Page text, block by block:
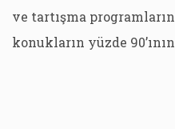
ve tartışma
konukların yüzde